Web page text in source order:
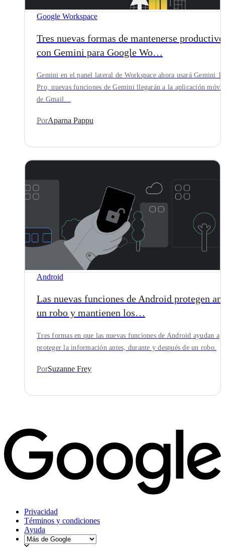
Google Workspace
Tres nuevas formas de mantenerse productivo
con Gemini para Google Wo…
Gemini en el panel lateral de Workspace ahora usará Gemini
Pro, nuevas funciones de Gemini llegarán a la aplicación móvil
de Gmail…
PorAparna Pappu
Android
Las nuevas funciones de Android protegen
un robo y mantienen los…
Tres formas en que las nuevas funciones de Android ayudan a
proteger la información antes, durante y después de un robo.
PorSuzanne Frey
Privacidad
Términos y condiciones
Ayuda